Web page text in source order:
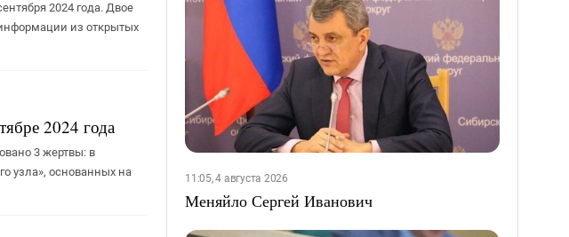
2024 года. Двое
из открытых
2024 года
3 жертвы: в
узла», основанных на
11:05, 4 августа 2026
Меняйло Сергей Иванович